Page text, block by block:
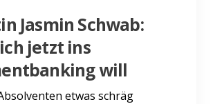
Jasmin Schwab:
jetzt ins
will
etwas schräg